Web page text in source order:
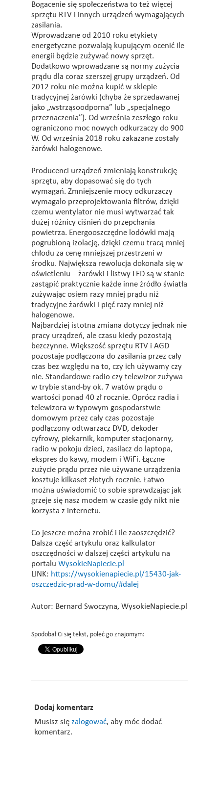
Bogacenie się społeczeństwa to też więcej
sprzętu RTV i innych urządzeń wymagających
zasilania.
Wprowadzane od 2010 roku etykiety
energetyczne pozwalają kupującym ocenić ile
energii będzie zużywać nowy sprzęt.
Dodatkowo wprowadzane są normy zużycia
prądu dla coraz szerszej grupy urządzeń. Od
2012 roku nie można kupić w sklepie
tradycyjnej żarówki (chyba że sprzedawanej
jako „wstrząsoodporna” lub „specjalnego
przeznaczenia”). Od września zeszłego roku
ograniczono moc nowych odkurzaczy do 900
W. Od września 2018 roku zakazane zostały
żarówki halogenowe.
Producenci urządzeń zmieniają konstrukcję
sprzętu, aby dopasować się do tych
wymagań. Zmniejszenie mocy odkurzaczy
wymagało przeprojektowania filtrów, dzięki
czemu wentylator nie musi wytwarzać tak
dużej różnicy ciśnień do przepchania
powietrza. Energooszczędne lodówki mają
pogrubioną izolację, dzięki czemu tracą mniej
chłodu za cenę mniejszej przestrzeni w
środku. Największa rewolucja dokonała się w
oświetleniu – żarówki i listwy LED są w stanie
zastąpić praktycznie każde inne źródło światła
zużywając osiem razy mniej prądu niż
tradycyjne żarówki i pięć razy mniej niż
halogenowe.
Najbardziej istotna zmiana dotyczy jednak nie
pracy urządzeń, ale czasu kiedy pozostają
bezczynne. Większość sprzętu RTV i AGD
pozostaje podłączona do zasilania przez cały
czas bez względu na to, czy ich używamy czy
nie. Standardowe radio czy telewizor zużywa
w trybie stand-by ok. 7 watów prądu o
wartości ponad 40 zł rocznie. Oprócz radia i
telewizora w typowym gospodarstwie
domowym przez cały czas pozostaje
podłączony odtwarzacz DVD, dekoder
cyfrowy, piekarnik, komputer stacjonarny,
radio w pokoju dzieci, zasilacz do laptopa,
ekspres do kawy, modem i WiFi. Łączne
zużycie prądu przez nie używane urządzenia
kosztuje kilkaset złotych rocznie. Łatwo
można uświadomić to sobie sprawdzając jak
grzeje się nasz modem w czasie gdy nikt nie
korzysta z internetu.
Co jeszcze można zrobić i ile zaoszczędzić?
Dalsza część artykułu oraz kalkulator
oszczędności w dalszej części artykułu na
portalu WysokieNapiecie.pl
LINK: https://wysokienapiecie.pl/15430-jak-
oszczedzic-prad-w-domu/#dalej
Autor: Bernard Swoczyna, WysokieNapiecie.pl
Spodobał Ci się tekst, poleć go znajomym:
Dodaj komentarz
Musisz się zalogować, aby móc dodać
komentarz.